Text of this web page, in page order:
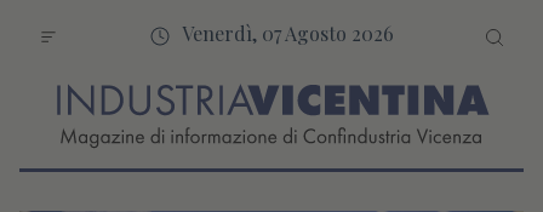
Venerdì, 07 Agosto 2026